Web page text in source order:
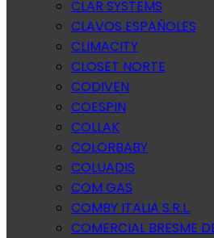
CLAR SYSTEMS
CLAVOS ESPAÑOLES
CLIMACITY
CLOSET NORTE
CODIVEN
COESPIN
COLLAK
COLORBABY
COLUADIS
COM GAS
COMBY ITALIA S.R.L.
COMERCIAL BRESME